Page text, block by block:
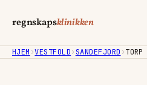
regnskapsklinikken
HJEM ›VESTFOLD› SANDEFJORD ›